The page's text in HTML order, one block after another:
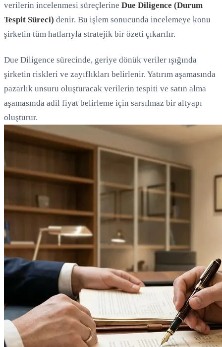
Yükleniyor...
verilerin incelenmesi süreçlerine Due Diligence (Durum
Tespit Süreci) denir. Bu işlem sonucunda incelemeye konu
şirketin tüm hatlarıyla stratejik bir özeti çıkarılır.
Due Diligence sürecinde, geriye dönük veriler ışığında
şirketin riskleri ve zayıflıkları belirlenir. Yatırım aşamasında
pazarlık unsuru oluşturacak verilerin tespiti ve satın alma
aşamasında adil fiyat belirleme için sarsılmaz bir altyapı
oluşturur.